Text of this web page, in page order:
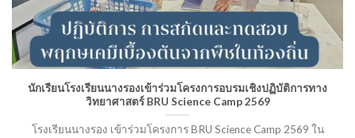
นักเรียนโรงเรียนนางรองเข้าร่วมโครงการอบรมเชิงปฏิบัติการทาง
วิทยาศาสตร์ BRU Science Camp 2569
โรงเรียนนางรอง เข้าร่วมโครงการ BRU Science Camp 2569 ใน